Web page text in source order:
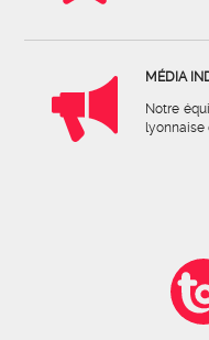
MÉDIA
Notre
lyonnaise